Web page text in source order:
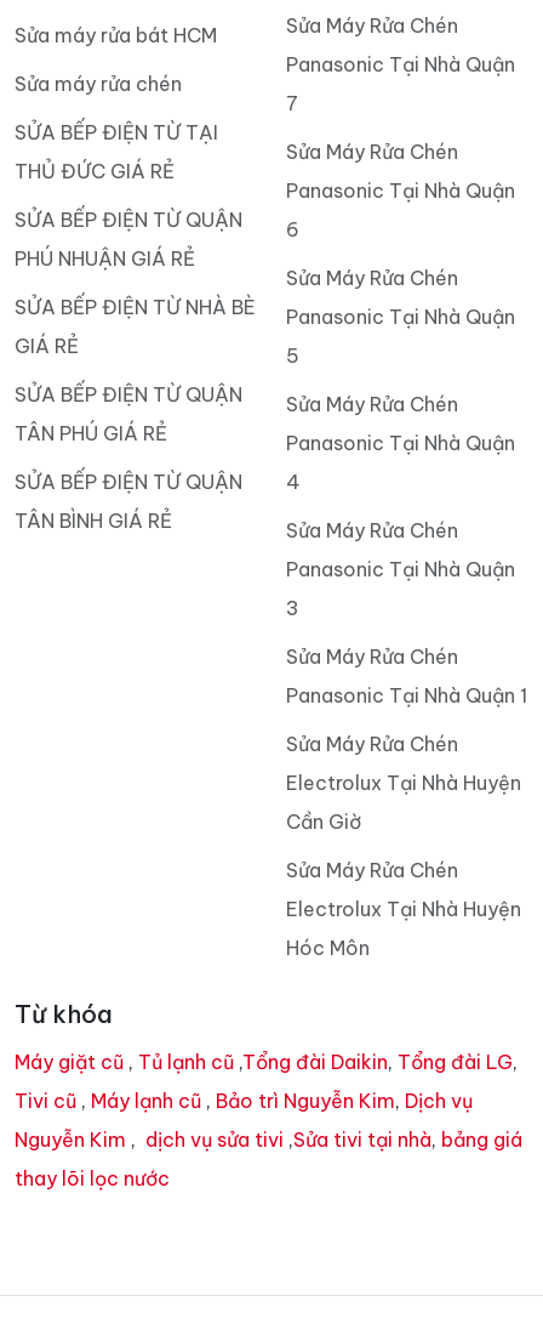
Sửa máy rửa bát HCM
Sửa máy rửa chén
SỬA BẾP ĐIỆN TỪ TẠI
THỦ ĐỨC GIÁ RẺ
SỬA BẾP ĐIỆN TỪ QUẬN
PHÚ NHUẬN GIÁ RẺ
SỬA BẾP ĐIỆN TỪ NHÀ BÈ
GIÁ RẺ
SỬA BẾP ĐIỆN TỪ QUẬN
TÂN PHÚ GIÁ RẺ
SỬA BẾP ĐIỆN TỪ QUẬN
TÂN BÌNH GIÁ RẺ
Sửa Máy Rửa Chén
Panasonic Tại Nhà Quận
7
Sửa Máy Rửa Chén
Panasonic Tại Nhà Quận
6
Sửa Máy Rửa Chén
Panasonic Tại Nhà Quận
5
Sửa Máy Rửa Chén
Panasonic Tại Nhà Quận
4
Sửa Máy Rửa Chén
Panasonic Tại Nhà Quận
3
Sửa Máy Rửa Chén
Panasonic Tại Nhà Quận 1
Sửa Máy Rửa Chén
Electrolux Tại Nhà Huyện
Cần Giờ
Sửa Máy Rửa Chén
Electrolux Tại Nhà Huyện
Hóc Môn
Từ khóa
Máy giặt cũ , Tủ lạnh cũ ,Tổng đài Daikin, Tổng đài LG,
Tivi cũ , Máy lạnh cũ , Bảo trì Nguyễn Kim, Dịch vụ
Nguyễn Kim , dịch vụ sửa tivi ,Sửa tivi tại nhà, bảng giá
thay lõi lọc nước